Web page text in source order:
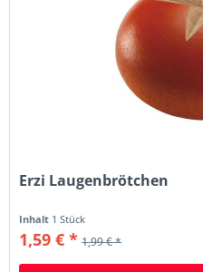
Erzi Laugenbrötchen
Inhalt 1 Stück
1,59 € * 1,99 € *